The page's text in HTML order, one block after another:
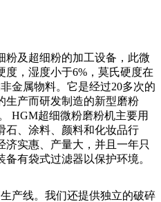
粉及超细粉的加工设备，此微
度，湿度小于6%，莫氏硬度在
金属物料。它是经过20多次的
生产而研发制造的新型磨粉
HGM超细微粉磨粉机主要用
石、涂料、颜料和化妆品行
济实惠、产量大，并且一年只
有袋式过滤器以保护环境。
产线。我们还提供独立的破碎